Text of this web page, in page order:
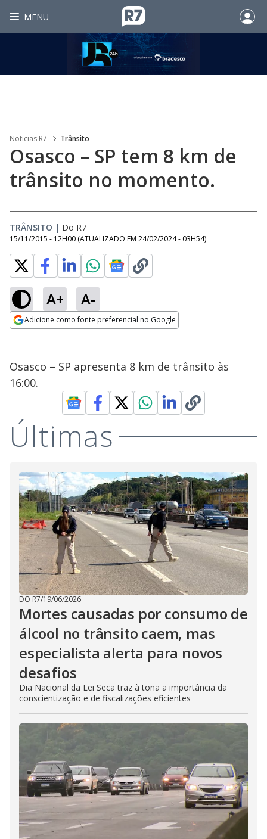
MENU
Noticias R7 Trânsito
Osasco – SP tem 8 km de
trânsito no momento.
TRÂNSITO | Do R7
15/11/2015 - 12H00 (ATUALIZADO EM 24/02/2024 - 03H54)
A+ A-
Adicione como fonte preferencial no Google
Osasco – SP apresenta 8 km de trânsito às
16:00.
Últimas
DO R7/19/06/2026
Mortes causadas por consumo de
álcool no trânsito caem, mas
especialista alerta para novos
desafios
Dia Nacional da Lei Seca traz à tona a importância da
conscientização e de fiscalizações eficientes